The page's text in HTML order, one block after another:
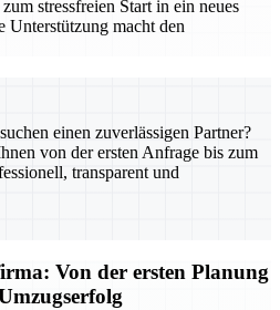
stressfreien Start in ein neues
Unterstützung macht den
einen zuverlässigen Partner?
von der ersten Anfrage bis zum
transparent und
Von der ersten Planung